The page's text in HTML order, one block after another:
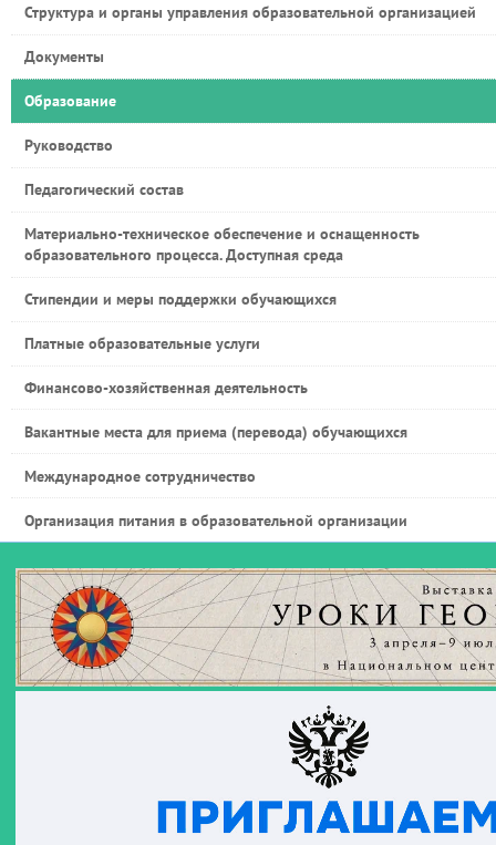
Структура и органы управления образовательной организацией
Документы
Образование
Руководство
Педагогический состав
Материально-техническое обеспечение и оснащенность
образовательного процесса. Доступная среда
Стипендии и меры поддержки обучающихся
Платные образовательные услуги
Финансово-хозяйственная деятельность
Вакантные места для приема (перевода) обучающихся
Международное сотрудничество
Организация питания в образовательной организации